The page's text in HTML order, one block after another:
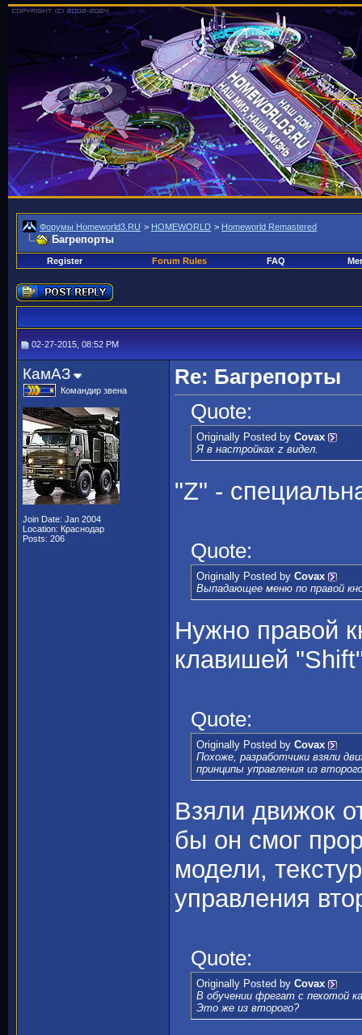
Форумы Homeworld3.RU > HOMEWORLD > Homeworld Remastered
Багрепорты
Register Forum Rules FAQ
02-27-2015, 08:52 PM
КамАЗ
Командир звена
Join Date: Jan 2004
Location: Краснодар
Posts: 206
Re: Багрепорты
Quote:
Originally Posted by Covax
Я в настройках z видел.
"Z" -
Quote:
Originally Posted by Covax
Выпадающее меню по правой
Нужно правой
клавишей
Quote:
Originally Posted by Covax
Похоже, разработчики взяли
принципы управления из
Взяли движок
бы он смог
модели,
управления
Quote:
Originally Posted by Covax
В обучении фрегат с пехотой
Это же из второго?